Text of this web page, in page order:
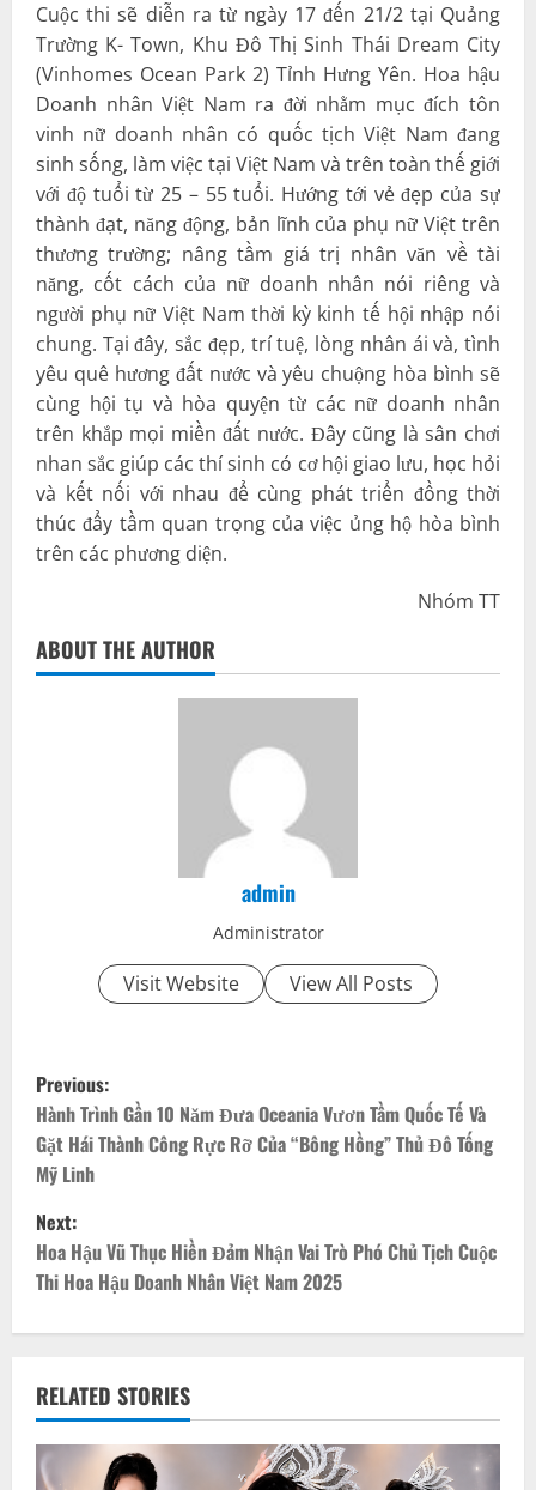
Cuộc thi sẽ diễn ra từ ngày 17 đến 21/2 tại Quảng
Trường K- Town, Khu Đô Thị Sinh Thái Dream City
(Vinhomes Ocean Park 2) Tỉnh Hưng Yên. Hoa hậu
Doanh nhân Việt Nam ra đời nhằm mục đích tôn
vinh nữ doanh nhân có quốc tịch Việt Nam đang
sinh sống, làm việc tại Việt Nam và trên toàn thế giới
với độ tuổi từ 25 – 55 tuổi. Hướng tới vẻ đẹp của sự
thành đạt, năng động, bản lĩnh của phụ nữ Việt trên
thương trường; nâng tầm giá trị nhân văn về tài
năng, cốt cách của nữ doanh nhân nói riêng và
người phụ nữ Việt Nam thời kỳ kinh tế hội nhập nói
chung. Tại đây, sắc đẹp, trí tuệ, lòng nhân ái và, tình
yêu quê hương đất nước và yêu chuộng hòa bình sẽ
cùng hội tụ và hòa quyện từ các nữ doanh nhân
trên khắp mọi miền đất nước. Đây cũng là sân chơi
nhan sắc giúp các thí sinh có cơ hội giao lưu, học hỏi
và kết nối với nhau để cùng phát triển đồng thời
thúc đẩy tầm quan trọng của việc ủng hộ hòa bình
trên các phương diện.
Nhóm TT
ABOUT THE AUTHOR
admin
Administrator
Visit Website View All Posts
P
o
s
t
n
a
v
i
g
Previous:
Hành Trình Gần 10 Năm Đưa Oceania Vươn Tầm Quốc Tế Và
Gặt Hái Thành Công Rực Rỡ Của “Bông Hồng” Thủ Đô Tống
Mỹ Linh
Next:
Hoa Hậu Vũ Thục Hiền Đảm Nhận Vai Trò Phó Chủ Tịch Cuộc
Thi Hoa Hậu Doanh Nhân Việt Nam 2025
RELATED STORIES